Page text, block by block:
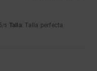
/5 Talla: Talla perfecta